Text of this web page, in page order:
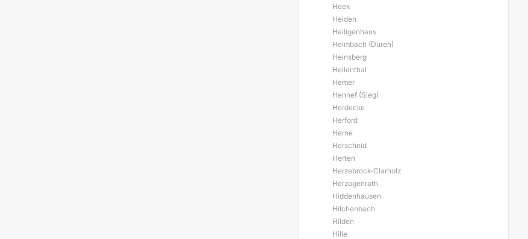
Heek
Heiden
Heiligenhaus
Heimbach (Düren)
Heinsberg
Hellenthal
Hemer
Hennef (Sieg)
Herdecke
Herford
Herne
Herscheid
Herten
Herzebrock-Clarholz
Herzogenrath
Hiddenhausen
Hilchenbach
Hilden
Hille